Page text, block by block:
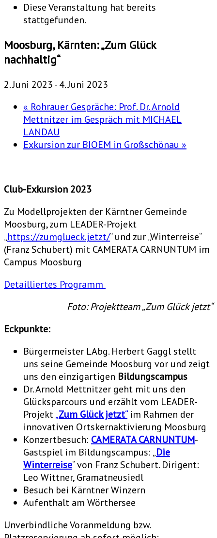
Diese Veranstaltung hat bereits
stattgefunden.
Moosburg, Kärnten: „Zum Glück
nachhaltig“
2. Juni 2023-4. Juni 2023
« Rohrauer Gespräche: Prof. Dr. Arnold
Mettnitzer im Gespräch mit MICHAEL
LANDAU
Exkursion zur BIOEM in Großschönau »
Club-Exkursion 2023
Zu Modellprojekten der Kärntner Gemeinde
Moosburg, zum LEADER-Projekt
„https://zumglueck.jetzt/“ und zur „Winterreise“
(Franz Schubert) mit CAMERATA CARNUNTUM im
Campus Moosburg
Detailliertes Programm
Foto: Projektteam „Zum Glück jetzt“
Eckpunkte:
Bürgermeister LAbg. Herbert Gaggl stellt
uns seine Gemeinde Moosburg vor und zeigt
uns den einzigartigen Bildungscampus
Dr. Arnold Mettnitzer geht mit uns den
Glücksparcours und erzählt vom LEADER-
Projekt„Zum Glück jetzt“im Rahmen der
innovativen Ortskernaktivierung Moosburg
Konzertbesuch: CAMERATA CARNUNTUM-
Gastspiel im Bildungscampus: „Die
Winterreise“ von Franz Schubert. Dirigent:
Leo Wittner, Gramatneusiedl
Besuch bei Kärntner Winzern
Aufenthalt am Wörthersee
Unverbindliche Voranmeldung bzw.